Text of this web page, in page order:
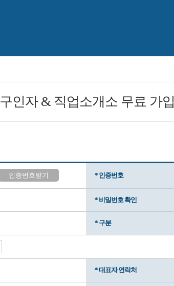
구인자 & 직업소개소 무료 가입
인증번호받기 * 인증번호
* 비밀번호 확인
* 구분
* 대표자 연락처